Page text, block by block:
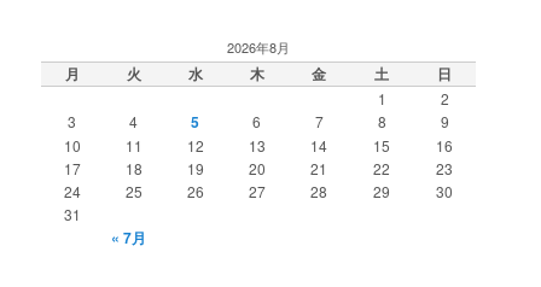
2026年8月
月 火 水 木 金 土 日
1
2
3
4 5 6 7 8
9
10
11 12 13 14 15
16
17
18 19 20 21 22
23
24
25 26 27 28 29
30
31
« 7月